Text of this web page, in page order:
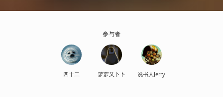
参与者
四十二 萝萝又卜卜 说书人Jerry